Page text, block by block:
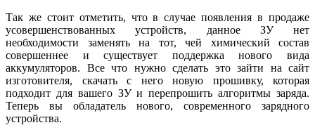
Так же стоит отметить, что в случае появления в продаже
усовершенствованных устройств, данное ЗУ нет
необходимости заменять на тот, чей химический состав
совершеннее и существует поддержка нового вида
аккумуляторов. Все что нужно сделать это зайти на сайт
изготовителя, скачать с него новую прошивку, которая
подходит для вашего ЗУ и перепрошить алгоритмы заряда.
Теперь вы обладатель нового, современного зарядного
устройства.